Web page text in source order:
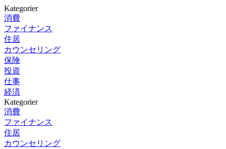
Kategorier
消費
ファイナンス
住居
カウンセリング
保険
投資
仕事
経済
Kategorier
消費
ファイナンス
住居
カウンセリング